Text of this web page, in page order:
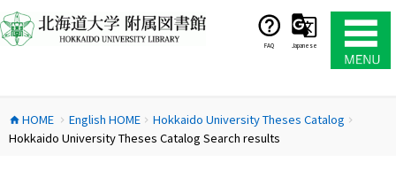
ン
テ
ス
キ
FAQ Japanese
home HOME chevron_right English HOMEchevron_right Hokkaido University Theses Catalog chevron_right
Hokkaido University Theses Catalog Search results